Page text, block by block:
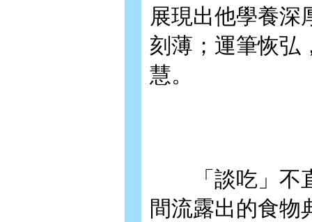
展現出他學養深
刻薄；運筆恢弘
慧。
「談吃」不直
間流露出的食物